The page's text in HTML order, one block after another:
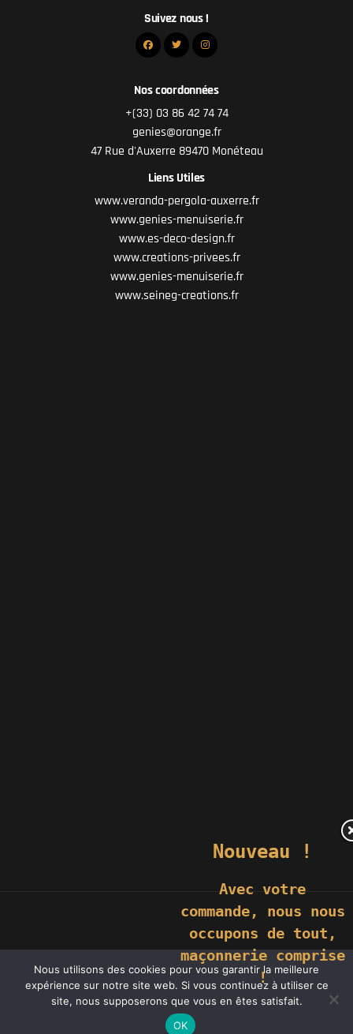
Suivez nous !
Nos coordonnées
+(33) 03 86 42 74 74
genies@orange.fr
47 Rue d'Auxerre 89470 Monéteau
Liens Utiles
www.veranda-pergola-auxerre.fr
www.genies-menuiserie.fr
www.es-deco-design.fr
www.creations-privees.fr
www.genies-menuiserie.fr
www.seineg-creations.fr
© 2019 GÉNIÈS CRÉATIONS KOMILFO | TOUS DROITS RÉSERVÉS |
REPRODUCTION INTERDITE |NEWS|MENTIONS LÉGALES.
RÉALISATIONGROUPE VAS-Y !
Ce site utilise des cookies. En savoir plus sur les cookies et comment
vous pouvez lesrefuser.
J'accepte
Nouveau !
Avec votre
commande, nous nous
occupons de tout,
maçonnerie comprise
!
Nous utilisons des cookies pour vous garantir la meilleure
expérience sur notre site web. Si vous continuez à utiliser ce
site, nous supposerons que vous en êtes satisfait.
OK